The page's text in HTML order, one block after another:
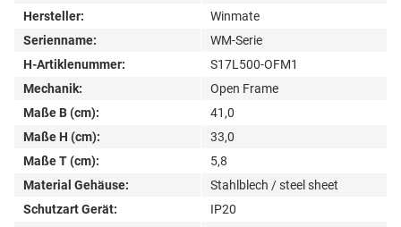
Hersteller:
Winmate
Serienname:
WM-Serie
H-Artiklenummer:
S17L500-OFM1
Mechanik:
Open Frame
Maße B (cm):
41,0
Maße H (cm):
33,0
Maße T (cm):
5,8
Material Gehäuse:
Stahlblech / steel sheet
Schutzart Gerät:
IP20